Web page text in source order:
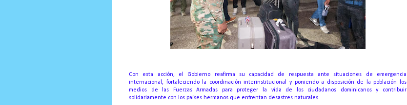
Con esta acción, el Gobierno reafirma su capacidad de respuesta ante situaciones de emergencia
internacional, fortaleciendo la coordinación interinstitucional y poniendo a disposición de la población los
medios de las Fuerzas Armadas para proteger la vida de los ciudadanos dominicanos y contribuir
solidariamente con los países hermanos que enfrentan desastres naturales.